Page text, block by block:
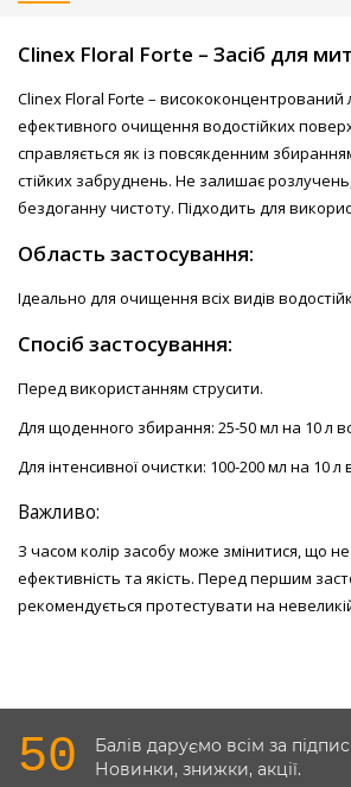
Clinex Floral Forte – Засіб для
Clinex Floral Forte – висококонцентрований
ефективного очищення водостійких
справляється як із повсякденним
стійких забруднень. Не залишає
бездоганну чистоту. Підходить для
Область застосування:
Ідеально для очищення всіх видів
Спосіб застосування:
Перед використанням струсити.
Для щоденного збирання: 25-50 мл на 10 л
Для інтенсивної очистки: 100-200 мл на 10 л
Важливо:
З часом колір засобу може змінитися, що
ефективність та якість. Перед першим
рекомендується протестувати на невеликій
50
Балів даруємо всім за
Новинки, знижки, акції.